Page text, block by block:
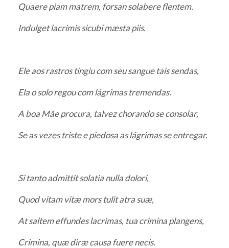
Quaere piam matrem, forsan solabere flentem.
Indulget lacrimis sicubi mæsta piis.
Ele aos rastros tingiu com seu sangue tais sendas,
Ela o solo regou com lágrimas tremendas.
A boa Mãe procura, talvez chorando se consolar,
Se as vezes triste e piedosa as lágrimas se entregar.
Si tanto admittit solatia nulla dolori,
Quod vitam vitæ mors tulit atra suæ,
At saltem effundes lacrimas, tua crimina plangens,
Crimina, quæ diræ causa fuere necis.